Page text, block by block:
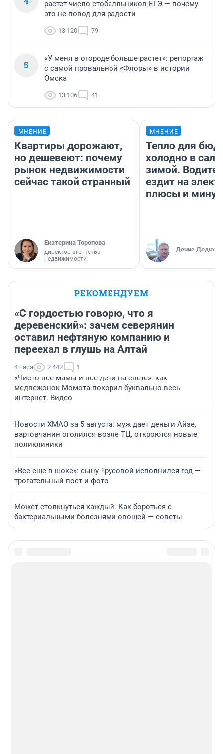
растет число стобалльников ЕГЭ — почему
это не повод для радости
13 120 79
5
«У меня в огороде больше растет»: репортаж
с самой провальной «Флоры» в истории
Омска
13 106 41
МНЕНИЕ
Квартиры дорожают,
но дешевеют: почему
рынок недвижимости
сейчас такой странный
Екатерина Торопова
директор агентства
недвижимости
МНЕНИЕ
Тепло для
холодно в
зимой.
ездит на
плюсы и
Денис
РЕКОМЕНДУЕМ
«С гордостью говорю, что я
деревенский»: зачем северянин
оставил нефтяную компанию и
переехал в глушь на Алтай
4 часа 2 442 1
«Чисто все мамы и все дети на свете»: как
медвежонок Момота покорил буквально весь
интернет. Видео
Новости ХМАО за 5 августа: муж дает деньги Айзе,
вартовчанин оголился возле ТЦ, откроются новые
поликлиники
«Все еще в шоке»: сыну Трусовой исполнился год —
трогательный пост и фото
Может столкнуться каждый. Как бороться с
бактериальными болезнями овощей — советы